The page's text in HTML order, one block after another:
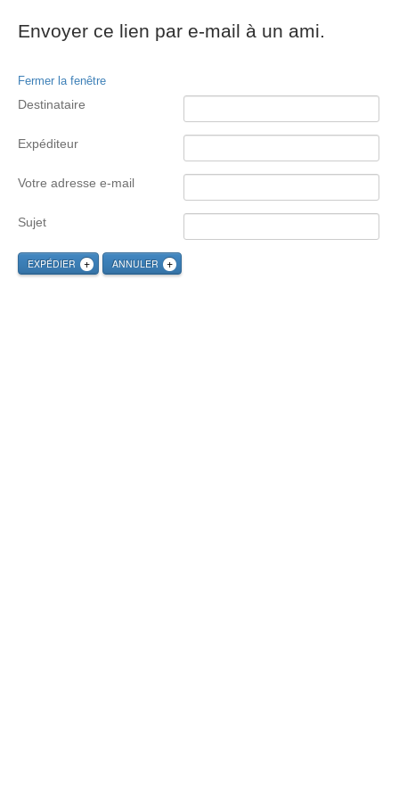
Envoyer ce lien par e-mail à un ami.
Fermer la fenêtre
Destinataire
Expéditeur
Votre adresse e-mail
Sujet
EXPÉDIER ANNULER